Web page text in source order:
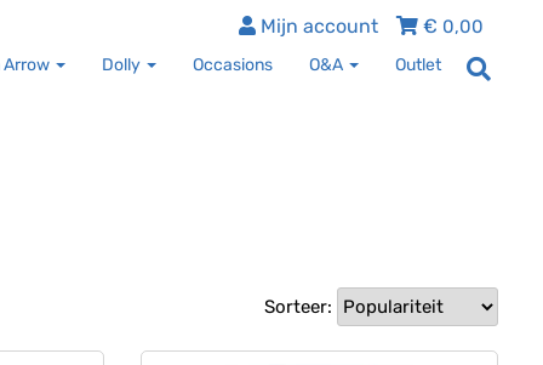
€ 0,00
Mijn account
Arrow Dolly Occasions O&A Outlet
Sorteer: